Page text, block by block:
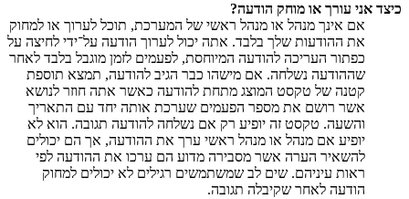
כיצד אני עורך או מוחק הודעה?
אם אינך מנהל או מנהל ראשי של המערכת, תוכל לערוך או למחוק
את ההודעות שלך בלבד. אתה יכול לערוך הודעה על־ידי לחיצה על
כפתור העריכה להודעה המיוחסת, לפעמים לזמן מוגבל בלבד לאחר
שההודעה נשלחה. אם מישהו כבר הגיב להודעה, תמצא תוספת
קטנה של טקסט המוצג מתחת להודעה כאשר אתה חוזר לנושא
אשר רושם את מספר הפעמים שערכת אותה יחד עם התאריך
והשעה. טקסט זה יופיע רק אם נשלחה להודעה תגובה. הוא לא
יופיע אם מנהל או מנהל ראשי ערך את ההודעה, אך הם יכולים
להשאיר הערה אשר מסבירה מדוע הם ערכו את ההודעה לפי
ראות עיניהם. שים לב שמשתמשים רגילים לא יכולים למחוק
הודעה לאחר שקיבלה תגובה.